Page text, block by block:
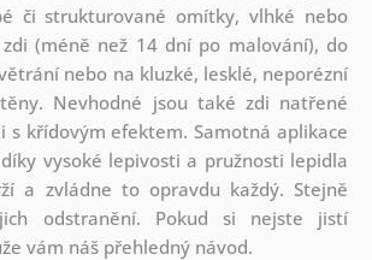
či strukturované omítky, vlhké nebo
(méně než 14 dní po malování), do
nebo na kluzké, lesklé, neporézní
Nevhodné jsou také zdi natřené
s křídovým efektem. Samotná aplikace
vysoké lepivosti a pružnosti lepidla
a zvládne to opravdu každý. Stejně
odstranění. Pokud si nejste jistí
vám náš přehledný návod.